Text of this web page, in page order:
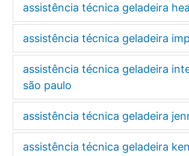
assistência técnica geladeira
assistência técnica geladeira
assistência técnica geladeira
são paulo
assistência técnica geladeira
assistência técnica geladeira